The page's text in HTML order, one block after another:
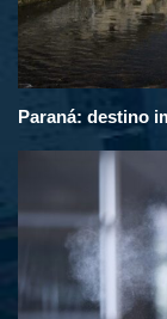
Paraná: destino